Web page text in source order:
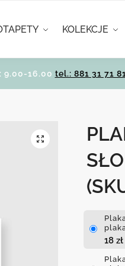
KOLEKCJE
9.00-16.00 tel.: 881 31 71 81
18 zł